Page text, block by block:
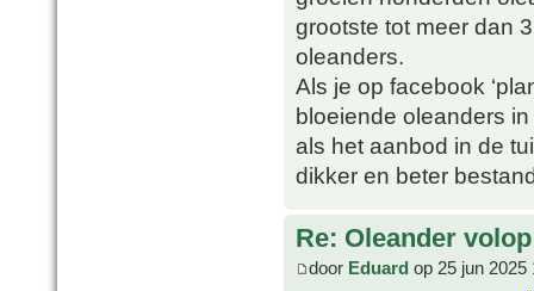
grootste tot meer dan
oleanders.
Als je op facebook
bloeiende oleanders
als het aanbod in de
dikker en beter
Re: Oleander
door Eduard op 25 jun 2025